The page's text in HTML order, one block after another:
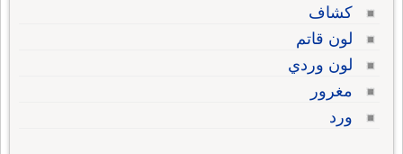
كشاف
لون قاتم
لون وردي
مغرور
ورد